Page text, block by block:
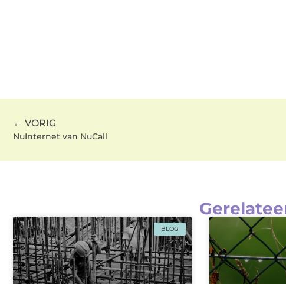
← VORIG
NuInternet van NuCall
BLOG